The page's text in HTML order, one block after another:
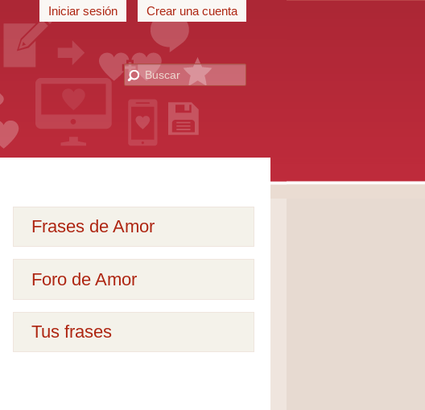
Iniciar sesión Crear una cuenta
Frases de Amor
Foro de Amor
Tus frases